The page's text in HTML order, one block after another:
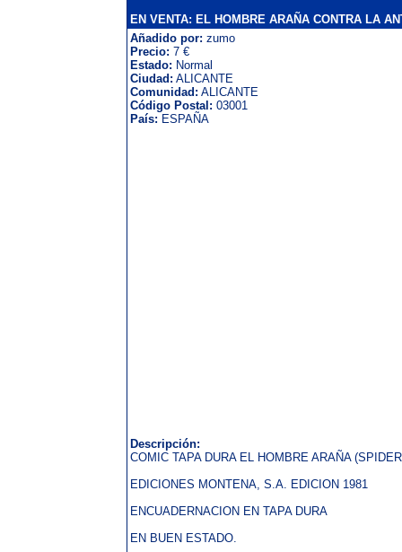
EN VENTA: EL HOMBRE ARAÑA CONTRA LA
Añadido por: zumo
Precio: 7 €
Estado: Normal
Ciudad: ALICANTE
Comunidad: ALICANTE
Código Postal: 03001
País: ESPAÑA
Descripción:
COMIC TAPA DURA EL HOMBRE ARAÑA
EDICIONES MONTENA, S.A. EDICION 1981
ENCUADERNACION EN TAPA DURA
EN BUEN ESTADO.